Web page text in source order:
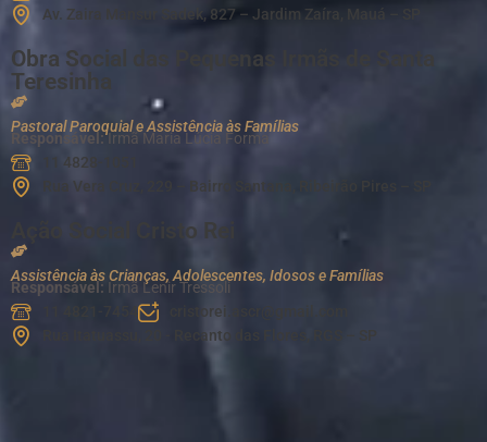
Av. Zaira Mansur Sadek, 827 – Jardim Zaíra, Mauá – SP
Obra Social das Pequenas Irmãs de Santa
Teresinha
Pastoral Paroquial e Assistência às Famílias
Responsável:Irmã Maria Lúcia Forma
11 4828-1051
Rua Vera Cruz, 229 – Bairro Santana, Ribeirão Pires – SP
Ação Social Cristo Rei
Assistência às Crianças, Adolescentes, Idosos e Famílias
Responsável: Irmã Lenir Tressoli
cristorei.ascr@gmail.com
Rua Itatuassu, 20 - Recanto das Flores, RGS – SP